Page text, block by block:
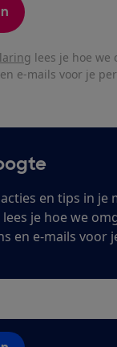
lees je hoe we
e-mails voor je
en tips in je
lees je hoe we
en e-mails voor